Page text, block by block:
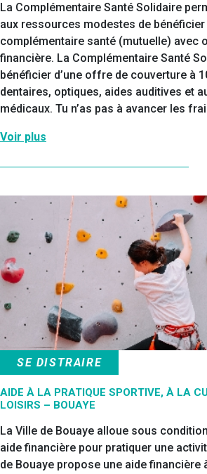
La Complémentaire Santé Solidaire
aux ressources modestes de bénéficier
complémentaire santé (mutuelle) avec
financière. La Complémentaire Santé
bénéficier d’une offre de couverture à
dentaires, optiques, aides auditives et
médicaux. Tu n’as pas à avancer les
Voir plus
SE DISTRAIRE
AIDE À LA PRATIQUE SPORTIVE, À LA
LOISIRS – BOUAYE
La Ville de Bouaye alloue sous
aide financière pour pratiquer une
de Bouaye propose une aide financière